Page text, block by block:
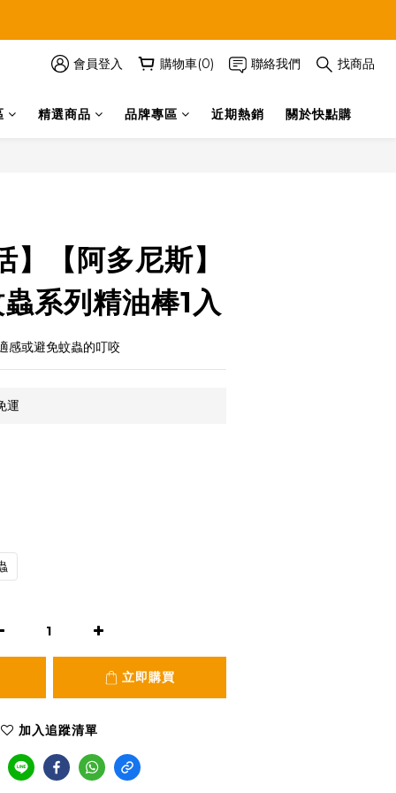
會員登入 購物車(0) 聯絡我們 找商品
精選商品 品牌專區 近期熱銷 關於快點購
】【阿多尼斯】
系列精油棒1入
感或避免蚊蟲的叮咬
運
立即購買
加入追蹤清單